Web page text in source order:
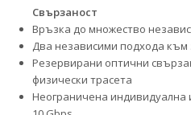
Свързаност
Връзка до множество
Два независими подхода към
Резервирани оптични
физически трасета
Неограничена индивидуална